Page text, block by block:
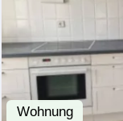
Wohnung